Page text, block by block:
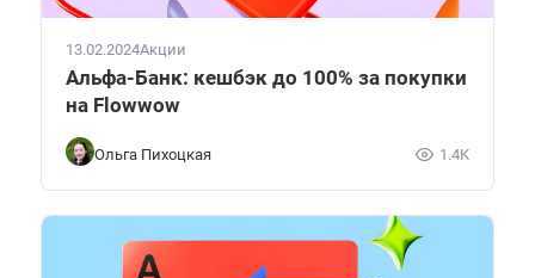
13.02.2024Акции
Альфа-Банк: кешбэк до 100% за покупки
на Flowwow
Ольга Пихоцкая 1.4K